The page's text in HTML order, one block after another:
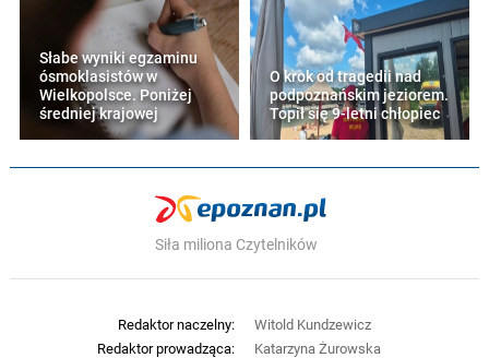
Słabe wyniki egzaminu
ósmoklasistów w
Wielkopolsce. Poniżej
średniej krajowej
O krok od tragedii nad
podpoznańskim jeziorem.
Topił się 9-letni chłopiec
Siła miliona Czytelników
Redaktor naczelny:
Witold Kundzewicz
Redaktor prowadząca:
Katarzyna Żurowska